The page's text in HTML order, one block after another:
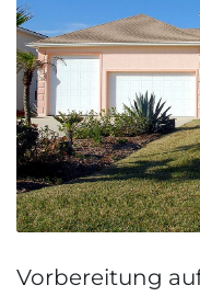
Vorbereitung